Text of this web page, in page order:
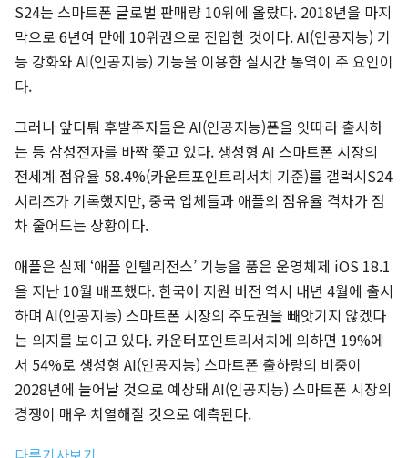
S24는 스마트폰 글로벌 판매량 10위에 올랐다. 2018년을 마지
막으로 6년여 만에 10위권으로 진입한 것이다. AI(인공지능) 기
능 강화와 AI(인공지능) 기능을 이용한 실시간 통역이 주 요인이
다.
그러나 앞다퉈 후발주자들은 AI(인공지능)폰을 잇따라 출시하
는 등 삼성전자를 바짝 쫓고 있다. 생성형 AI 스마트폰 시장의
전세계 점유율 58.4%(카운트포인트리서치 기준)를 갤럭시S24
시리즈가 기록했지만, 중국 업체들과 애플의 점유율 격차가 점
차 줄어드는 상황이다.
애플은 실제 ‘애플 인텔리전스’ 기능을 품은 운영체제 iOS 18.1
을 지난 10월 배포했다. 한국어 지원 버전 역시 내년 4월에 출시
하며 AI(인공지능) 스마트폰 시장의 주도권을 빼앗기지 않겠다
는 의지를 보이고 있다. 카운터포인트리서치에 의하면 19%에
서 54%로 생성형 AI(인공지능) 스마트폰 출하량의 비중이
2028년에 늘어날 것으로 예상돼 AI(인공지능) 스마트폰 시장의
경쟁이 매우 치열해질 것으로 예측된다.